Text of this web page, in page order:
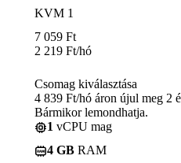
KVM 1
7 059 Ft
2 219 Ft/hó
Csomag kiválasztása
4 839 Ft/hó áron újul meg 2
Bármikor lemondhatja.
1 vCPU mag
4 GB RAM